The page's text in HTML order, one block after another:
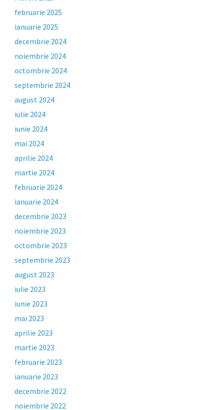
februarie 2025
ianuarie 2025
decembrie 2024
noiembrie 2024
octombrie 2024
septembrie 2024
august 2024
iulie 2024
iunie 2024
mai 2024
aprilie 2024
martie 2024
februarie 2024
ianuarie 2024
decembrie 2023
noiembrie 2023
octombrie 2023
septembrie 2023
august 2023
iulie 2023
iunie 2023
mai 2023
aprilie 2023
martie 2023
februarie 2023
ianuarie 2023
decembrie 2022
noiembrie 2022